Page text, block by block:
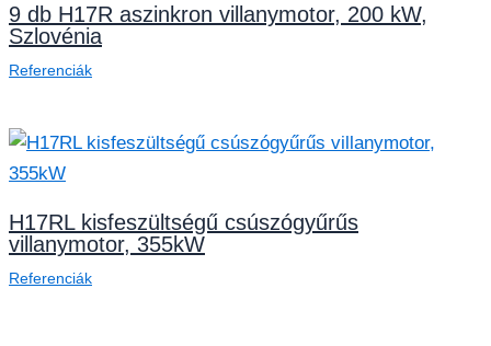
9 db H17R aszinkron villanymotor, 200 kW,
Szlovénia
Referenciák
H17RL kisfeszültségű csúszógyűrűs
villanymotor, 355kW
Referenciák